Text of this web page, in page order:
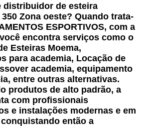
distribuidor de esteira
Zona oeste? Quando trata-
ESPORTIVOS, com a
encontra serviços como o
Esteiras Moema,
para academia, Locação de
academia, equipamento
entre outras alternativas.
produtos de alto padrão, a
com profissionais
e instalações modernas e em
então a